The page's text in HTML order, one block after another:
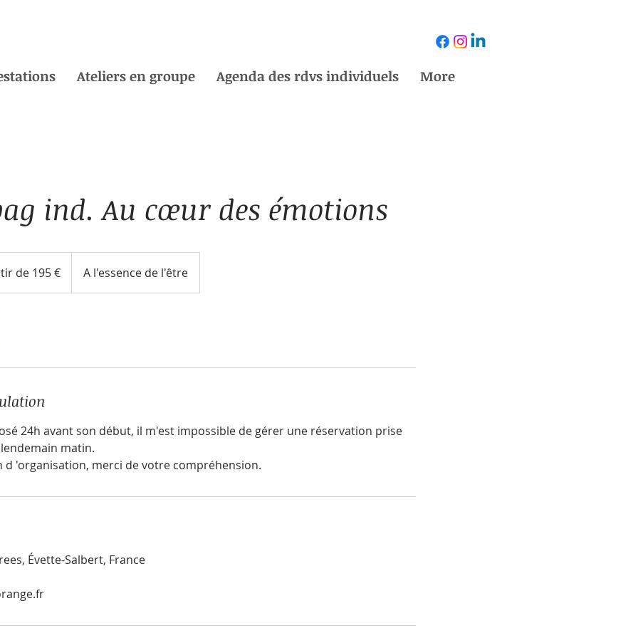
Ateliers en groupe Agenda des rdvs individuels More
ind. Au cœur des émotions
de 195 € A l'essence de l'être
24h avant son début, il m'est impossible de gérer une réservation prise
matin.
d 'organisation, merci de votre compréhension.
Évette-Salbert, France